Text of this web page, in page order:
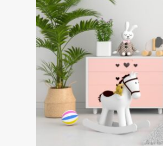
relaks
w
górskim
otoczeniu